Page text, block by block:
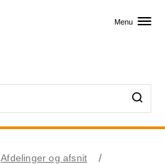
Menu
Afdelinger og afsnit